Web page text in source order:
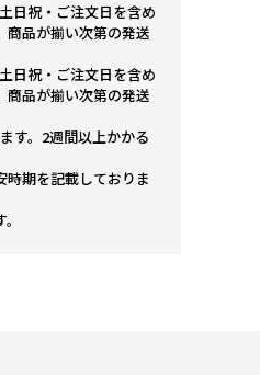
日祝・ご注文日を含め
商品が揃い次第の発送
日祝・ご注文日を含め
商品が揃い次第の発送
す。2週間以上かかる
期を記載しておりま